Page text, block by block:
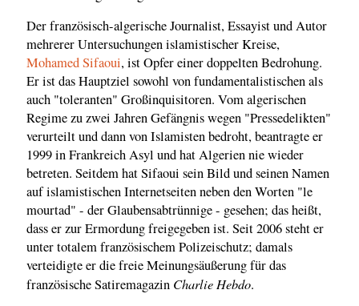
Der französisch-algerische Journalist, Essayist und Autor
mehrerer Untersuchungen islamistischer Kreise,
Mohamed Sifaoui, ist Opfer einer doppelten Bedrohung.
Er ist das Hauptziel sowohl von fundamentalistischen als
auch "toleranten" Großinquisitoren. Vom algerischen
Regime zu zwei Jahren Gefängnis wegen "Pressedelikten"
verurteilt und dann von Islamisten bedroht, beantragte er
1999 in Frankreich Asyl und hat Algerien nie wieder
betreten. Seitdem hat Sifaoui sein Bild und seinen Namen
auf islamistischen Internetseiten neben den Worten "le
mourtad" - der Glaubensabtrünnige - gesehen; das heißt,
dass er zur Ermordung freigegeben ist. Seit 2006 steht er
unter totalem französischem Polizeischutz; damals
verteidigte er die freie Meinungsäußerung für das
französische Satiremagazin Charlie Hebdo.